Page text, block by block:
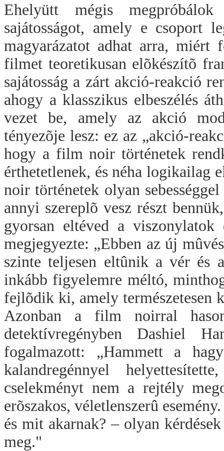
Ehelyütt mégis
sajátosságot, amely e csoport
magyarázatot adhat arra, miért
filmet teoretikusan elõkészítõ
sajátosság a zárt akció-reakció
ahogy a klasszikus elbeszélés
vezet be, amely az akció
tényezõje lesz: ez az „akció-
hogy a film noir történetek
érthetetlenek, és néha logikailag
noir történetek olyan
annyi szereplõ vesz részt
gyorsan eltéved a viszonylatok
megjegyezte: „Ebben az új
szinte teljesen eltûnik a vér és
inkább figyelemre méltó,
fejlõdik ki, amely természetesen
Azonban a film noirral
detektívregényben Dashiel
fogalmazott: „Hammett a
kalandregénnyel
cselekményt nem a rejtély
erõszakos, véletlenszerû
és mit akarnak? – olyan
meg."